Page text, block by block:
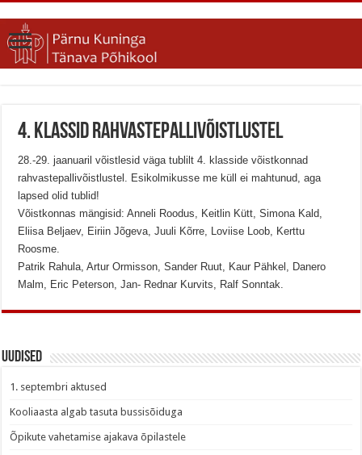
4. klassid rahvastepallivõistlustel
28.-29. jaanuaril võistlesid väga tublilt 4. klasside võistkonnad
rahvastepallivõistlustel. Esikolmikusse me küll ei mahtunud, aga
lapsed olid tublid!
Võistkonnas mängisid: Anneli Roodus, Keitlin Kütt, Simona Kald,
Eliisa Beljaev, Eiriin Jõgeva, Juuli Kõrre, Loviise Loob, Kerttu
Roosme.
Patrik Rahula, Artur Ormisson, Sander Ruut, Kaur Pähkel, Danero
Malm, Eric Peterson, Jan- Rednar Kurvits, Ralf Sonntak.
Uudised
1. septembri aktused
Kooliaasta algab tasuta bussisõiduga
Õpikute vahetamise ajakava õpilastele